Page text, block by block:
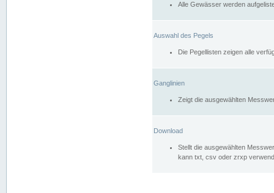
Alle Gewässer werden
Auswahl des Pegels
Die Pegellisten zeigen alle
Ganglinien
Zeigt die ausgewählten
Download
Stellt die ausgewählten
kann txt, csv oder zrxp